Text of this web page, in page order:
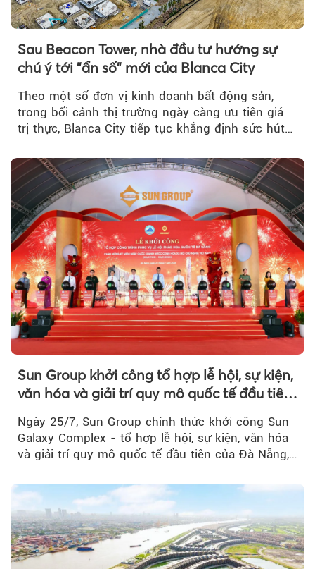
Sau Beacon Tower, nhà đầu tư hướng sự
chú ý tới "ẩn số" mới của Blanca City
Theo một số đơn vị kinh doanh bất động sản,
trong bối cảnh thị trường ngày càng ưu tiên giá
trị thực, Blanca City tiếp tục khẳng định sức hút
Sun Group khởi công tổ hợp lễ hội, sự kiện,
văn hóa và giải trí quy mô quốc tế đầu tiên
Ngày 25/7, Sun Group chính thức khởi công Sun
Galaxy Complex - tổ hợp lễ hội, sự kiện, văn hóa
và giải trí quy mô quốc tế đầu tiên của Đà Nẵng,…